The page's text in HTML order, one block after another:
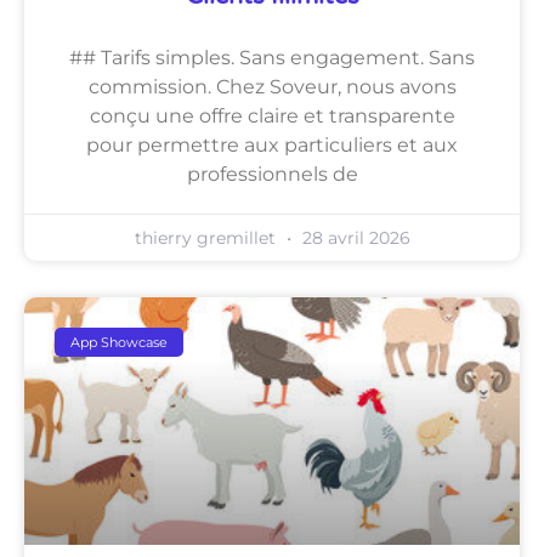
## Tarifs simples. Sans engagement. Sans
commission. Chez Soveur, nous avons
conçu une offre claire et transparente
pour permettre aux particuliers et aux
professionnels de
thierry gremillet 28 avril 2026
App Showcase